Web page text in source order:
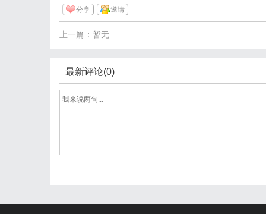
分享 邀请
上一篇：暂无
最新评论(0)